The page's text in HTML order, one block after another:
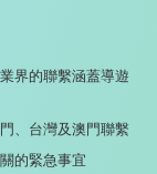
界的聯繫涵蓋導遊
、台灣及澳門聯繫
的緊急事宜